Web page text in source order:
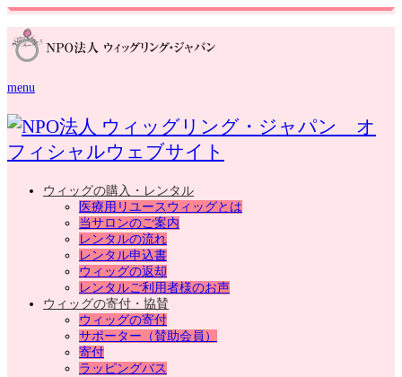
menu
ウィッグの購入・レンタル
医療用リユースウィッグとは
当サロンのご案内
レンタルの流れ
レンタル申込書
ウィッグの返却
レンタルご利用者様のお声
ウィッグの寄付・協賛
ウィッグの寄付
サポーター（賛助会員）
寄付
ラッピングバス